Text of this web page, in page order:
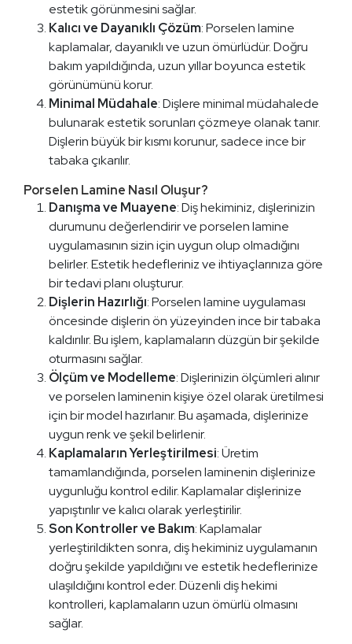
estetik görünmesini sağlar.
Kalıcı ve Dayanıklı Çözüm: Porselen lamine
kaplamalar, dayanıklı ve uzun ömürlüdür. Doğru
bakım yapıldığında, uzun yıllar boyunca estetik
görünümünü korur.
Minimal Müdahale: Dişlere minimal müdahalede
bulunarak estetik sorunları çözmeye olanak tanır.
Dişlerin büyük bir kısmı korunur, sadece ince bir
tabaka çıkarılır.
Porselen Lamine Nasıl Oluşur?
Danışma ve Muayene: Diş hekiminiz, dişlerinizin
durumunu değerlendirir ve porselen lamine
uygulamasının sizin için uygun olup olmadığını
belirler. Estetik hedefleriniz ve ihtiyaçlarınıza göre
bir tedavi planı oluşturur.
Dişlerin Hazırlığı: Porselen lamine uygulaması
öncesinde dişlerin ön yüzeyinden ince bir tabaka
kaldırılır. Bu işlem, kaplamaların düzgün bir şekilde
oturmasını sağlar.
Ölçüm ve Modelleme: Dişlerinizin ölçümleri alınır
ve porselen laminenin kişiye özel olarak üretilmesi
için bir model hazırlanır. Bu aşamada, dişlerinize
uygun renk ve şekil belirlenir.
Kaplamaların Yerleştirilmesi: Üretim
tamamlandığında, porselen laminenin dişlerinize
uygunluğu kontrol edilir. Kaplamalar dişlerinize
yapıştırılır ve kalıcı olarak yerleştirilir.
Son Kontroller ve Bakım: Kaplamalar
yerleştirildikten sonra, diş hekiminiz uygulamanın
doğru şekilde yapıldığını ve estetik hedeflerinize
ulaşıldığını kontrol eder. Düzenli diş hekimi
kontrolleri, kaplamaların uzun ömürlü olmasını
sağlar.